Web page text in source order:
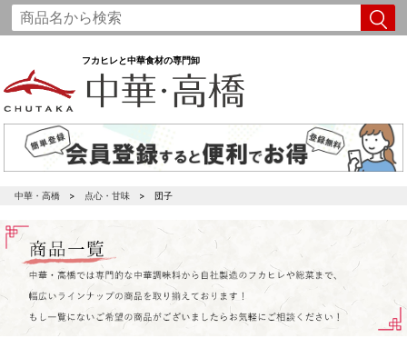
フカヒレと中華食材の専門卸
中華・高橋 点心・甘味 団子